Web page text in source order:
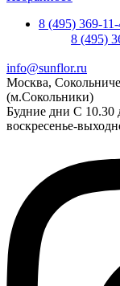
8 (495) 369-
8 (495)
info@sunflor.ru
Москва,
(м.Сокольники)
Будние дни C 10.30
воскресенье-